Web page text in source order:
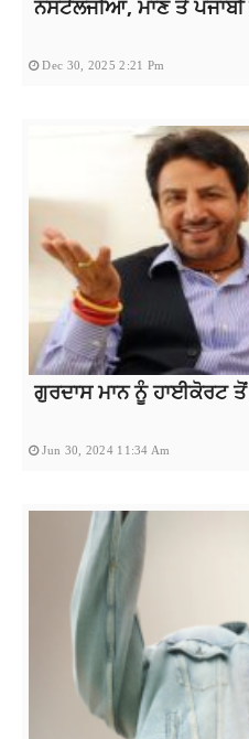
ਨੌਸਟੈਲਜੀਆ, ਮਾਣ ਤੇ ਪੰਜਾਬੀ
Dec 30, 2025 2:21 Pm
ਗੁਰਦਾਸ ਮਾਨ ਨੂੰ ਹਾਈਕੋਰਟ ਤੋਂ
Jun 30, 2024 11:34 Am